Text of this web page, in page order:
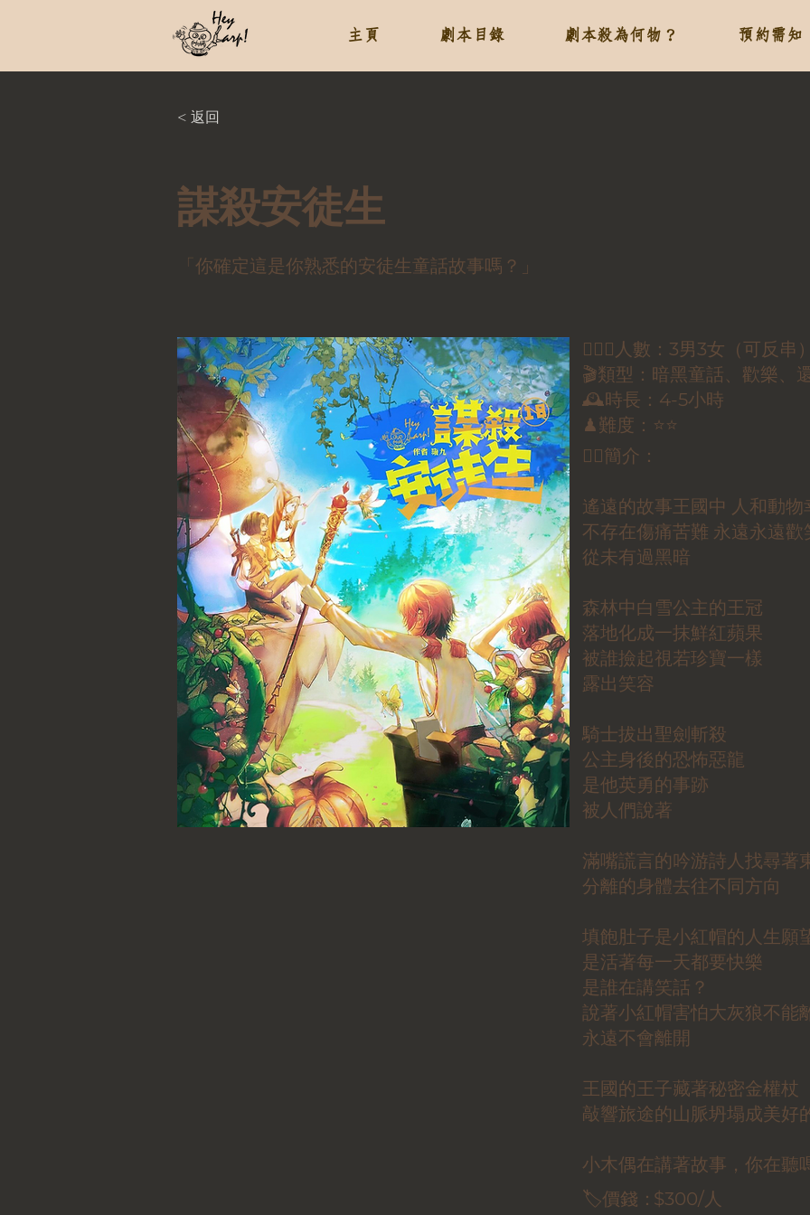
主頁 劇本目錄 劇本殺為何物？ 預約需知
< 返回
謀殺安徒生
「你確定這是你熟悉的安徒生童話故事嗎？」
🕵🏻‍♀️人數：3男3女（可反串）
🎬類型：暗黑童話、歡樂、
🕰時長：4-5小時
♟難度：⭐⭐
✍🏼簡介：
遙遠的故事王國中 人和動物
不存在傷痛苦難 永遠永遠歡
從未有過黑暗
森林中白雪公主的王冠
落地化成一抹鮮紅蘋果
被誰撿起視若珍寶一樣
露出笑容
騎士拔出聖劍斬殺
公主身後的恐怖惡龍
是他英勇的事跡
被人們說著
滿嘴謊言的吟游詩人找尋著
分離的身體去往不同方向
填飽肚子是小紅帽的人生願
是活著每一天都要快樂
是誰在講笑話？
說著小紅帽害怕大灰狼不能
永遠不會離開
王國的王子藏著秘密金權杖
敲響旅途的山脈坍塌成美好
小木偶在講著故事，你在聽
$300/人
🏷️價錢：